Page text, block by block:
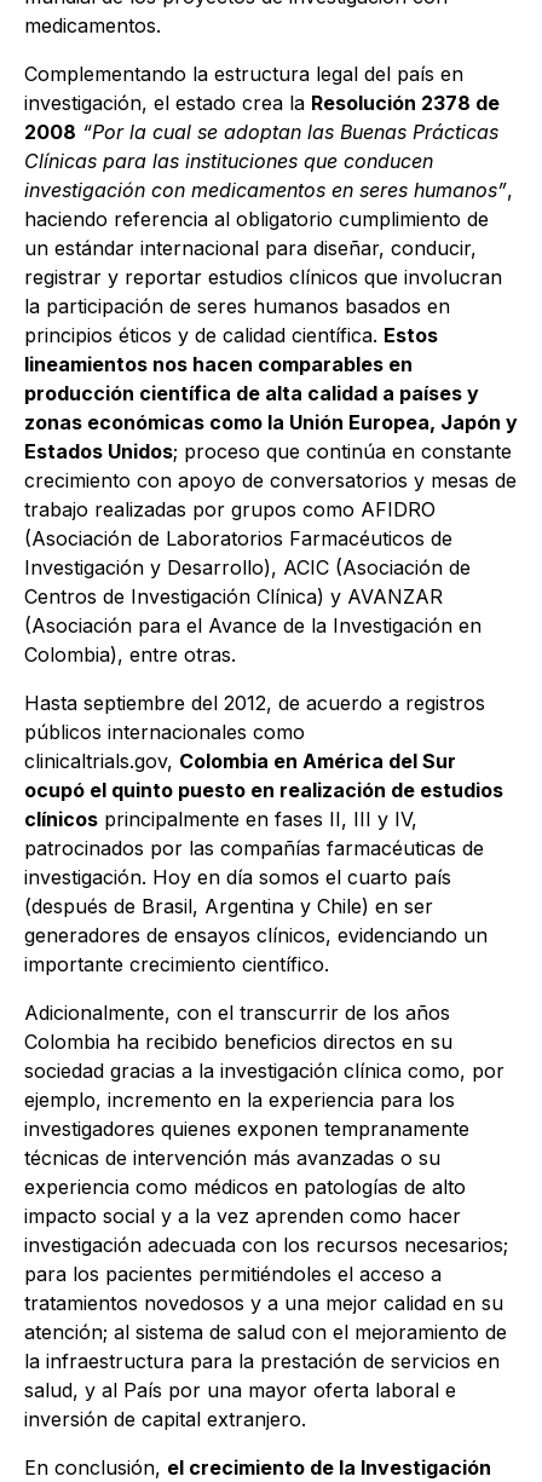
medicamentos.
Complementando la estructura legal del país en
investigación, el estado crea la Resolución 2378 de
2008 “Por la cual se adoptan las Buenas Prácticas
Clínicas para las instituciones que conducen
investigación con medicamentos en seres humanos”,
haciendo referencia al obligatorio cumplimiento de
un estándar internacional para diseñar, conducir,
registrar y reportar estudios clínicos que involucran
la participación de seres humanos basados en
principios éticos y de calidad científica. Estos
lineamientos nos hacen comparables en
producción científica de alta calidad a países y
zonas económicas como la Unión Europea, Japón y
Estados Unidos; proceso que continúa en constante
crecimiento con apoyo de conversatorios y mesas de
trabajo realizadas por grupos como AFIDRO
(Asociación de Laboratorios Farmacéuticos de
Investigación y Desarrollo), ACIC (Asociación de
Centros de Investigación Clínica) y AVANZAR
(Asociación para el Avance de la Investigación en
Colombia), entre otras.
Hasta septiembre del 2012, de acuerdo a registros
públicos internacionales como
clinicaltrials.gov, Colombia en América del Sur
ocupó el quinto puesto en realización de estudios
clínicos principalmente en fases II, III y IV,
patrocinados por las compañías farmacéuticas de
investigación. Hoy en día somos el cuarto país
(después de Brasil, Argentina y Chile) en ser
generadores de ensayos clínicos, evidenciando un
importante crecimiento científico.
Adicionalmente, con el transcurrir de los años
Colombia ha recibido beneficios directos en su
sociedad gracias a la investigación clínica como, por
ejemplo, incremento en la experiencia para los
investigadores quienes exponen tempranamente
técnicas de intervención más avanzadas o su
experiencia como médicos en patologías de alto
impacto social y a la vez aprenden como hacer
investigación adecuada con los recursos necesarios;
para los pacientes permitiéndoles el acceso a
tratamientos novedosos y a una mejor calidad en su
atención; al sistema de salud con el mejoramiento de
la infraestructura para la prestación de servicios en
salud, y al País por una mayor oferta laboral e
inversión de capital extranjero.
En conclusión, el crecimiento de la Investigación